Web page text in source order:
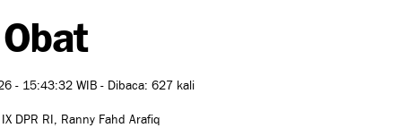
- 15:43:32 WIB - Dibaca: 627 kali